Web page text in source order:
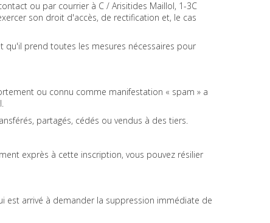
ou par courrier à C / Arisitides Maillol, 1-3C
son droit d'accès, de rectification et, le cas
qu'il prend toutes les mesures nécessaires pour
ou connu comme manifestation « spam » a
partagés, cédés ou vendus à des tiers.
exprès à cette inscription, vous pouvez résilier
est arrivé à demander la suppression immédiate de